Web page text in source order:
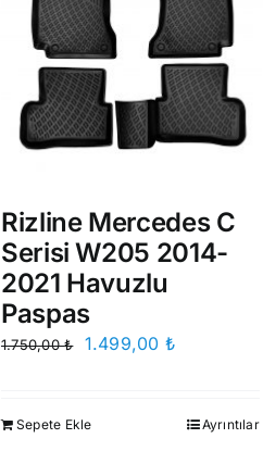
Rizline Mercedes C
Serisi W205 2014-
2021 Havuzlu
Paspas
1.750,00₺
Orijinal
1.499,00 ₺
1.499,00 ₺.
Sepete Ekle Ayrıntılar